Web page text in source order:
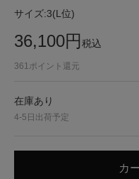
サイズ:3(L位)
36,100円税込
361 ポイント還元
在庫あり
4-5日出荷予定